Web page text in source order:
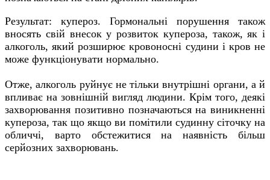
Результат: купероз. Гормональні порушення також
вносять свій внесок у розвиток купероза, також, як і
алкоголь, який розширює кровоносні судини і кров не
може функціонувати нормально.
Отже, алкоголь руйнує не тільки внутрішні органи, а й
впливає на зовнішній вигляд людини. Крім того, деякі
захворювання позитивно позначаються на виникненні
купероза, так що якщо ви помітили судинну сіточку на
обличчі, варто обстежитися на наявність більш
серйозних захворювань.